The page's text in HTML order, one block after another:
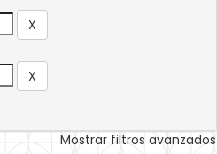
Mostrar filtros avanzados